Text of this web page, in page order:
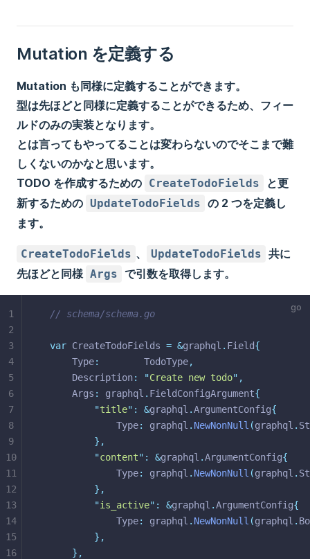
Mutation を定義する
Mutation も同様に定義することができます。
型は先ほどと同様に定義することができるため、フィー
ルドのみの実装となります。
とは言ってもやってることは変わらないのでそこまで難
しくないのかなと思います。
TODO を作成するための CreateTodoFields
と更
新するための UpdateTodoFields の 2 つを定義し
ます。
CreateTodoFields 、 UpdateTodoFields 共に
先ほどと同様 Args で引数を取得します。
// schema/schema.go
var CreateTodoFields = &graphql . Field{
	Type
:
        TodoType
,
	Description
: "Create new todo" ,
	Args
: graphql . FieldConfigArgument{
"title" : &graphql .ArgumentConfig{
			Type
: graphql . NewNonNull (graphql .
},
"content" : &graphql .ArgumentConfig{
			Type
: graphql . NewNonNull (graphql .
},
"is_active" : &graphql .ArgumentConfig{
			Type
: graphql . NewNonNull (graphql .
},
},
1
2
3
4
5
6
7
8
9
10
11
12
13
14
15
16